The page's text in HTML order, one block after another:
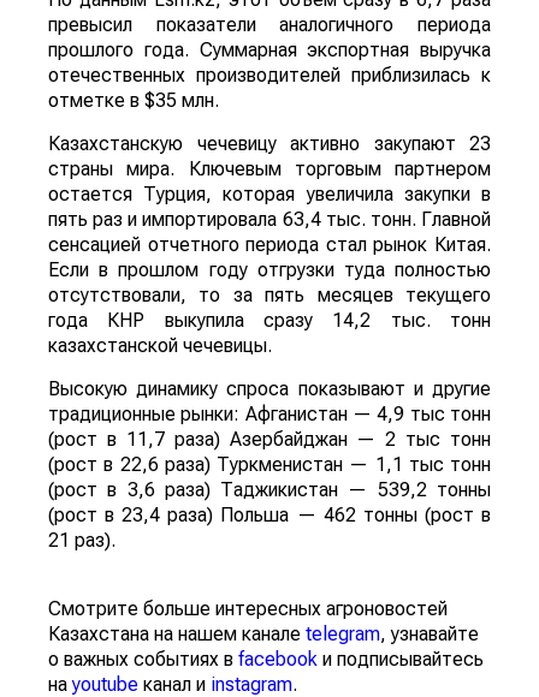
превысил показатели аналогичного периода
прошлого года. Суммарная экспортная выручка
отечественных производителей приблизилась к
отметке в $35 млн.
Казахстанскую чечевицу активно закупают 23
страны мира. Ключевым торговым партнером
остается Турция, которая увеличила закупки в
пять раз и импортировала 63,4 тыс. тонн. Главной
сенсацией отчетного периода стал рынок Китая.
Если в прошлом году отгрузки туда полностью
отсутствовали, то за пять месяцев текущего
года КНР выкупила сразу 14,2 тыс. тонн
казахстанской чечевицы.
Высокую динамику спроса показывают и другие
традиционные рынки: Афганистан — 4,9 тыс тонн
(рост в 11,7 раза) Азербайджан — 2 тыс тонн
(рост в 22,6 раза) Туркменистан — 1,1 тыс тонн
(рост в 3,6 раза) Таджикистан — 539,2 тонны
(рост в 23,4 раза) Польша — 462 тонны (рост в
21 раз).
Смотрите больше интересных агроновостей
Казахстана на нашем канале telegram, узнавайте
о важных событиях в facebook и подписывайтесь
наyoutube канал и instagram.